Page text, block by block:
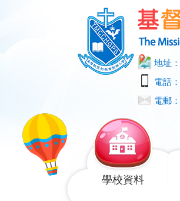
地址：
電話：
電郵：
學校資料